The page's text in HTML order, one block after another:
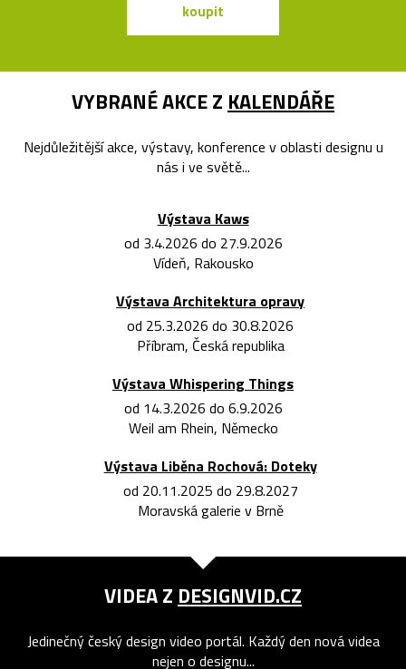
koupit
VYBRANÉ AKCE Z KALENDÁŘE
Nejdůležitější akce, výstavy, konference v oblasti designu u
nás i ve světě...
Výstava Kaws
od 3.4.2026 do 27.9.2026
Vídeň, Rakousko
Výstava Architektura opravy
od 25.3.2026 do 30.8.2026
Příbram, Česká republika
Výstava Whispering Things
od 14.3.2026 do 6.9.2026
Weil am Rhein, Německo
Výstava Liběna Rochová: Doteky
od 20.11.2025 do 29.8.2027
Moravská galerie v Brně
VIDEA Z DESIGNVID.CZ
Jedinečný český design video portál. Každý den nová videa
nejen o designu...